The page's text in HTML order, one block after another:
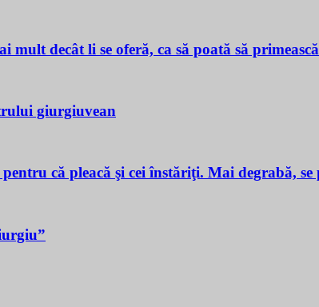
decât li se oferă, ca să poată să
giurgiuvean
că pleacă şi cei înstăriţi. Mai degrabă,